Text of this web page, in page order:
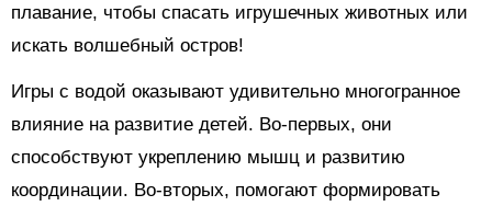
плавание, чтобы спасать игрушечных животных или
искать волшебный остров!
Игры с водой оказывают удивительно многогранное
влияние на развитие детей. Во-первых, они
способствуют укреплению мышц и развитию
координации. Во-вторых, помогают формировать